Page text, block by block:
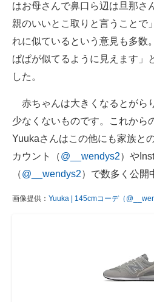
はお母さんで鼻口ら辺は旦那さ
親のいいとこ取りと言うことで
れに似ているという意見も多数
ぱぱが似てるように見えます」
した。
赤ちゃんは大きくなるとがら
少なくないものです。これから
Yuukaさんはこの他にも家族と
カウント（@__wendys2）や
（@__wendys2）で数多く公開
画像提供： Yuuka | 145cmコーデ（